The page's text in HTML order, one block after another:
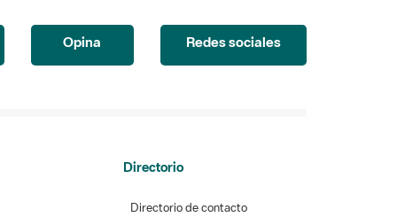
Opina Redes sociales
Directorio
Directorio de contacto